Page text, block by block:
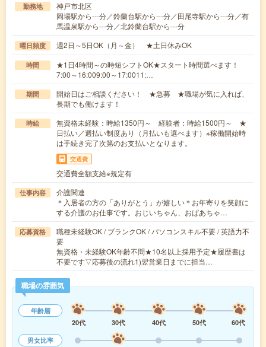
勤務地
神戸市北区
岡場駅から---分／鈴蘭台駅から---分／田尾寺駅から---分／有
馬温泉駅から---分／北鈴蘭台駅から---分
曜日頻度 週2日～5日OK（月～金） ★土日休みOK
時間
★1日4時間～の時短シフトOK★スタート時間選べます！
7:00～16:009:00～17:0011:…
期間
開始日はご相談ください！ ★急募 ★職場が気に入れば、
長期でも働けます！
時給
無資格未経験：時給1350円～ 経験者：時給1500円～ ★
日払い／週払い制度あり（月払いも選べます）※稼働開始時
は手続き完了次第のお支払いとなります。
交通費
交通費全額支給※規定有
仕事内容
介護関連
＊入居者の方の「ありがとう」が嬉しい＊お年寄りを笑顔に
する介護のお仕事です。おじいちゃん、おばあちゃ…
応募資格
職種未経験OK / ブランクOK / パソコンスキル不要 / 英語力不
要
無資格・未経験OK年齢不問★10名以上採用予定★履歴書は
不要です▽応募後の流れ1)翌営業日までに担当…
職場の雰囲気
年齢層
20代
30代 40代 50代
60代
男女比率